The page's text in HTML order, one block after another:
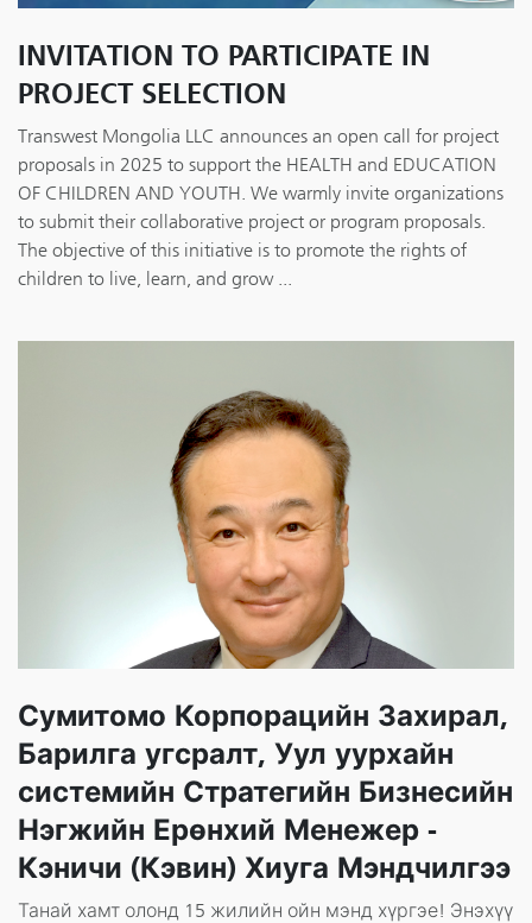
INVITATION TO PARTICIPATE IN
PROJECT SELECTION
Transwest Mongolia LLC announces an open call for project
proposals in 2025 to support the HEALTH and EDUCATION
OF CHILDREN AND YOUTH. We warmly invite organizations
to submit their collaborative project or program proposals.
The objective of this initiative is to promote the rights of
children to live, learn, and grow ...
Сумитомо Корпорацийн Захирал,
Барилга угсралт, Уул уурхайн
системийн Стратегийн Бизнесийн
Нэгжийн Ерөнхий Менежер -
Кэничи (Кэвин) Хиуга Мэндчилгээ
Танай хамт олонд 15 жилийн ойн мэнд хүргэе! Энэхүү